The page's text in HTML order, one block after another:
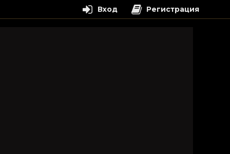
Вход Регистрация